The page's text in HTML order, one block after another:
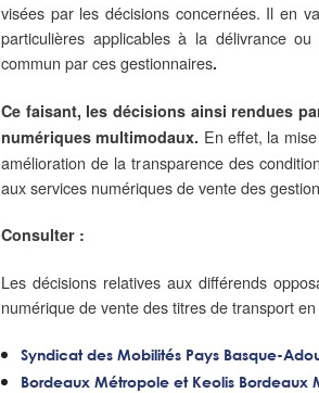
visées par les décisions concernées. Il en
particulières applicables à la délivrance
commun par ces gestionnaires.
Ce faisant, les décisions ainsi rendues
numériques multimodaux. En effet, la
amélioration de la transparence des
aux services numériques de vente des
Consulter :
Les décisions relatives aux différends
numérique de vente des titres de transport
Syndicat des Mobilités Pays Basque-
Bordeaux Métropole et Keolis Bordeaux